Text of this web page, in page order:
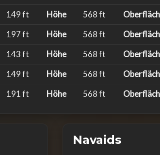
149 ft Höhe 568 ft
197 ft Höhe 568 ft
143 ft Höhe 568 ft
149 ft Höhe 568 ft
191 ft Höhe 568 ft
Navaids